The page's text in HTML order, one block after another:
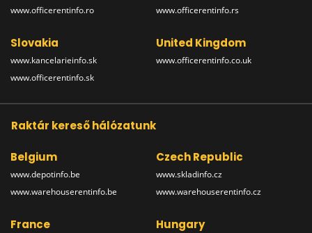
www.officerentinfo.ro
www.officerentinfo.rs
Slovakia
www.kancelarieinfo.sk
www.officerentinfo.sk
United Kingdom
www.officerentinfo.co.uk
Raktár kereső hálózatunk
Belgium
www.depotinfo.be
www.warehouserentinfo.be
Czech Republic
www.skladinfo.cz
www.warehouserentinfo.cz
France Hungary